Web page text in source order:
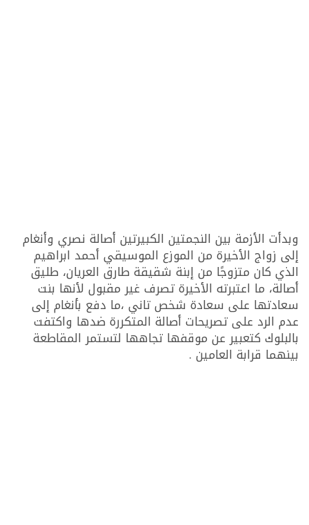
وبدأت الأزمة بين النجمتين الكبيرتين أصالة نصري وأنغام
إلى زواج الأخيرة من الموزع الموسيقي أحمد ابراهيم
الذي كان متزوجًا من إبنة شقيقة طارق العريان، طليق
أصالة، ما اعتبرته الأخيرة تصرف غير مقبول لأنها بنت
سعادتها على سعادة شخص تاني ،ما دفع بأنغام إلى
عدم الرد على تصريحات أصالة المتكررة ضدها واكتفت
بالبلوك كتعبير عن موقفها تجاهها لتستمر المقاطعة
بينهما قرابة العامين .